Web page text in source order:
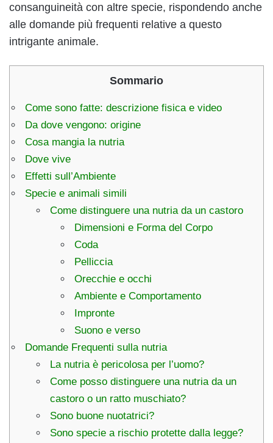
consanguineità con altre specie, rispondendo anche
alle domande più frequenti relative a questo
intrigante animale.
Sommario
Come sono fatte: descrizione fisica e video
Da dove vengono: origine
Cosa mangia la nutria
Dove vive
Effetti sull’Ambiente
Specie e animali simili
Come distinguere una nutria da un castoro
Dimensioni e Forma del Corpo
Coda
Pelliccia
Orecchie e occhi
Ambiente e Comportamento
Impronte
Suono e verso
Domande Frequenti sulla nutria
La nutria è pericolosa per l’uomo?
Come posso distinguere una nutria da un
castoro o un ratto muschiato?
Sono buone nuotatrici?
Sono specie a rischio protette dalla legge?